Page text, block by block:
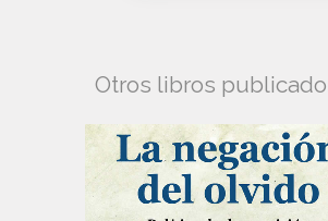
Otros libros